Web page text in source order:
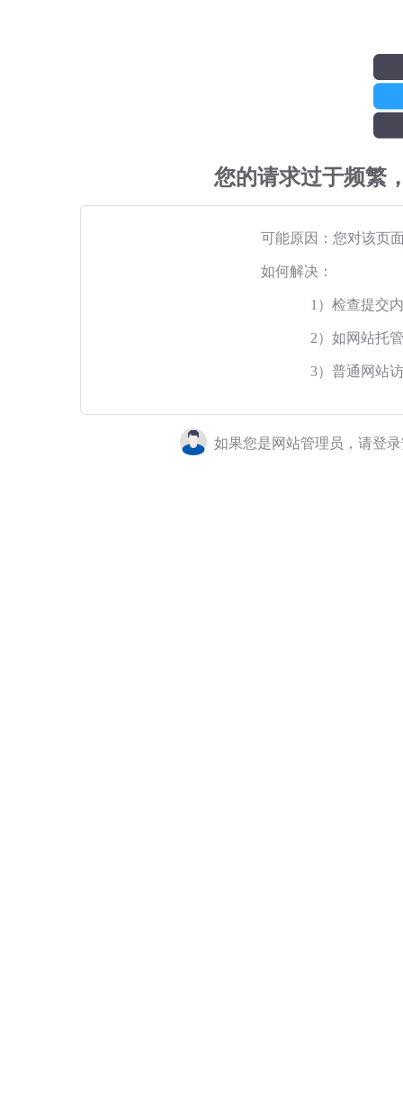
您的请求过于频繁
可能原因：您对该页
如何解决：
1）检查提交
2）如网站托
3）普通网站
如果您是网站管理员，请登